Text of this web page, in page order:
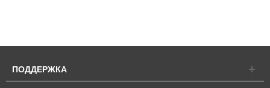
ПОДДЕРЖКА